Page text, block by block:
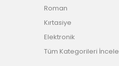
Roman
Kırtasiye
Elektronik
Tüm Kategorileri İncele